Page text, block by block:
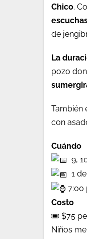
Chico.
de
La
pozo
También
con
Cuándo
9,
1
7:00
Costo
🎟️ $75
Niños